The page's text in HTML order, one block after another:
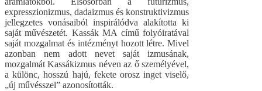
expresszionizmus, dadaizmus és konstruktivizmus
jellegzetes vonásaiból inspirálódva alakította ki
saját művészetét. Kassák MA című folyóiratával
saját mozgalmat és intézményt hozott létre. Mivel
azonban nem adott nevet saját izmusának,
mozgalmát Kassákizmus néven az ő személyével,
a különc, hosszú hajú, fekete orosz inget viselő,
„új művésszel” azonosították.